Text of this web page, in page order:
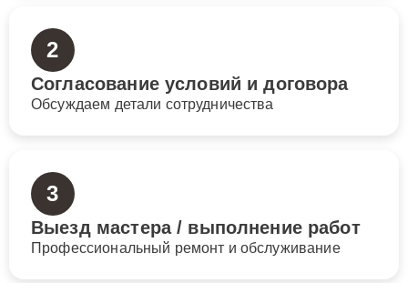
2
Согласование условий и договора
Обсуждаем детали сотрудничества
3
Выезд мастера / выполнение работ
Профессиональный ремонт и обслуживание